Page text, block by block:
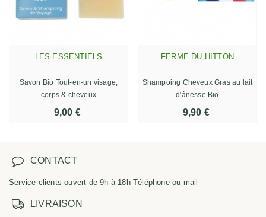
LES ESSENTIELS
Savon Bio Tout-en-un visage,
corps & cheveux
9,00 €
FERME DU HITTON
Shampoing Cheveux Gras au lait
d'ânesse Bio
9,90 €
CONTACT
Service clients ouvert de 9h à 18h Téléphone ou mail
LIVRAISON